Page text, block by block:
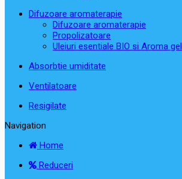
Difuzoare aromaterapie
Difuzoare aromaterapie
Propolizatoare
Uleiuri esentiale BIO si Aroma gel
Absorbtie umiditate
Ventilatoare
Resigilate
Navigation
Home
Reduceri